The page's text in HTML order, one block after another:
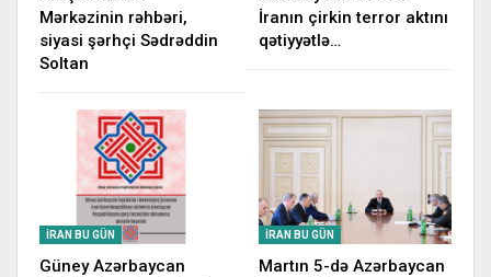
Mərkəzinin rəhbəri,
siyasi şərhçi Sədrəddin
Soltan
İranın çirkin terror aktını
qətiyyətlə…
İRAN BU GÜN
Güney Azərbaycan
İRAN BU GÜN
Martın 5-də Azərbaycan